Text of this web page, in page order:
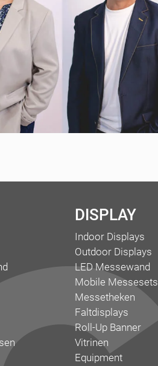
DISPLAY
Indoor Displays
Outdoor Displays
LED Messewand
Mobile Messesets
Messetheken
Faltdisplays
Roll-Up Banner
Vitrinen
Equipment